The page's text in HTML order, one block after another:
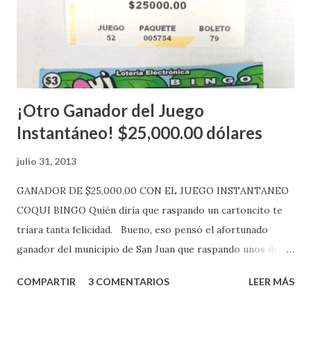
aquellos con jugadas anticipadas de los sorteos locales (
Loto, Revancha, Pega 2, Pega 3 Pega 4 ) se les informará
Mientras, que l...
¡Otro Ganador del Juego
Instantáneo! $25,000.00 dólares
julio 31, 2013
GANADOR DE $25,000.00 CON EL JUEGO INSTANTANEO
COQUI BINGO Quién diría que raspando un cartoncito te
triara tanta felicidad. Bueno, eso pensó el afortunado
ganador del municipio de San Juan que raspando unos de
obtuvo un premio de $25,000,00 dólares. Este es el anuncio
COMPARTIR 3 COMENTARIOS LEER MÁS